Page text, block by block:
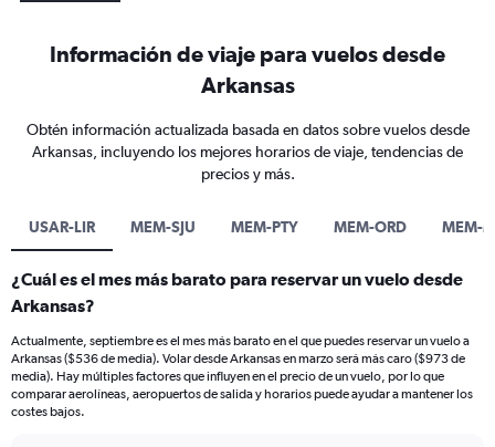
Información de viaje para vuelos desde
Arkansas
Obtén información actualizada basada en datos sobre vuelos desde
Arkansas, incluyendo los mejores horarios de viaje, tendencias de
precios y más.
USAR-LIR MEM-SJU MEM-PTY MEM-ORD MEM-
¿Cuál es el mes más barato para reservar un vuelo desde
Arkansas?
Actualmente, septiembre es el mes más barato en el que puedes reservar un vuelo a
Arkansas ($536 de media). Volar desde Arkansas en marzo será más caro ($973 de
media). Hay múltiples factores que influyen en el precio de un vuelo, por lo que
comparar aerolíneas, aeropuertos de salida y horarios puede ayudar a mantener los
costes bajos.